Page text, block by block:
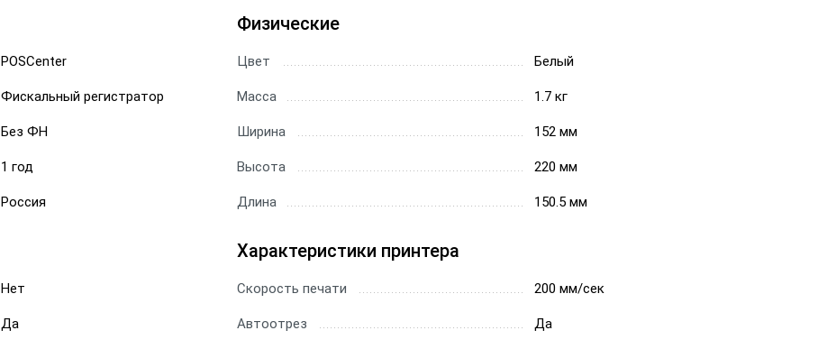
POSCenter
Фискальный регистратор
Без ФН
1 год
Россия
Нет
Да
Физические
Цвет Белый
Масса 1.7 кг
Ширина 152 мм
Высота 220 мм
Длина 150.5 мм
Характеристики принтера
Скорость печати 200 мм/сек
Автоотрез Да